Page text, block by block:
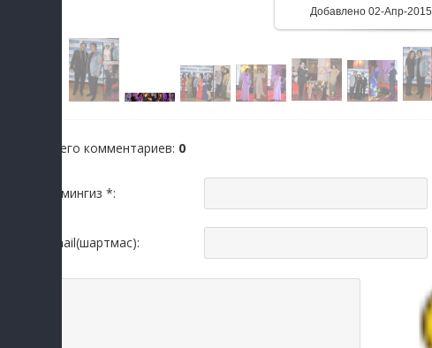
Добавлено02-Апр-2015
Всего комментариев: 0
Исмингиз *:
Email(шартмас):